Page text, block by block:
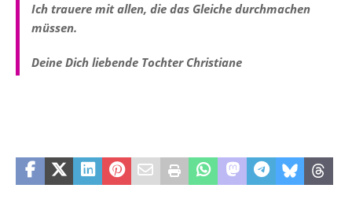
Ich trauere mit allen, die das Gleiche durchmachen
müssen.
Deine Dich liebende Tochter Christiane